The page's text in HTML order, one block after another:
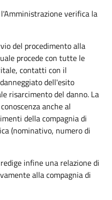
verifica la
del procedimento alla
procede con tutte le
contatti con il
dell'esito
risarcimento del danno. La
anche al
della compagnia di
(nominativo, numero di
infine una relazione di
alla compagnia di